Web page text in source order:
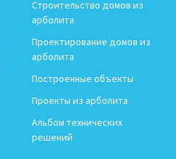
Строительство домов из
арболита
Проектирование домов из
арболита
Построенные объекты
Проекты из арболита
Альбом технических
решений